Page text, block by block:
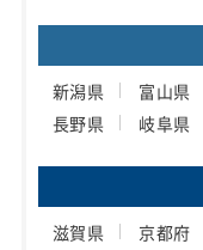
新潟県 富山県
長野県
岐阜県
滋賀県 京都府